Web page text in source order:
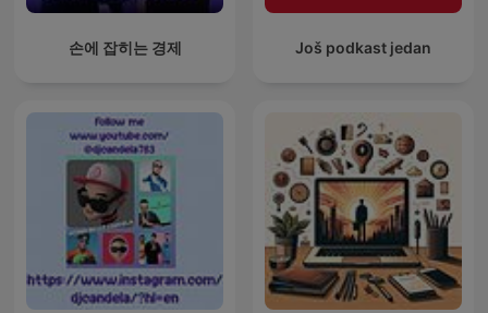
손에 잡히는 경제 Još podkast jedan